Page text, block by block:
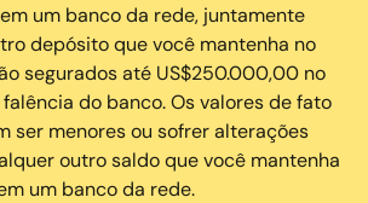
um banco da rede, juntamente
depósito que você mantenha no
segurados até US$250.000,00 no
do banco. Os valores de fato
ser menores ou sofrer alterações
outro saldo que você mantenha
um banco da rede.